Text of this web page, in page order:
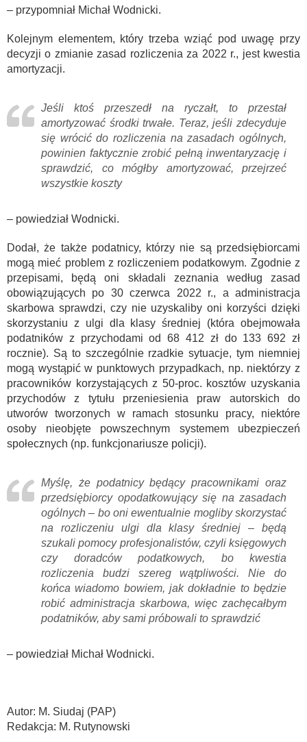
– przypomniał Michał Wodnicki.
Kolejnym elementem, który trzeba wziąć pod uwagę przy
decyzji o zmianie zasad rozliczenia za 2022 r., jest kwestia
amortyzacji.
Jeśli ktoś przeszedł na ryczałt, to przestał
amortyzować środki trwałe. Teraz, jeśli zdecyduje
się wrócić do rozliczenia na zasadach ogólnych,
powinien faktycznie zrobić pełną inwentaryzację i
sprawdzić, co mógłby amortyzować, przejrzeć
wszystkie koszty
– powiedział Wodnicki.
Dodał, że także podatnicy, którzy nie są przedsiębiorcami
mogą mieć problem z rozliczeniem podatkowym. Zgodnie z
przepisami, będą oni składali zeznania według zasad
obowiązujących po 30 czerwca 2022 r., a administracja
skarbowa sprawdzi, czy nie uzyskaliby oni korzyści dzięki
skorzystaniu z ulgi dla klasy średniej (która obejmowała
podatników z przychodami od 68 412 zł do 133 692 zł
rocznie). Są to szczególnie rzadkie sytuacje, tym niemniej
mogą wystąpić w punktowych przypadkach, np. niektórzy z
pracowników korzystających z 50-proc. kosztów uzyskania
przychodów z tytułu przeniesienia praw autorskich do
utworów tworzonych w ramach stosunku pracy, niektóre
osoby nieobjęte powszechnym systemem ubezpieczeń
społecznych (np. funkcjonariusze policji).
Myślę, że podatnicy będący pracownikami oraz
przedsiębiorcy opodatkowujący się na zasadach
ogólnych – bo oni ewentualnie mogliby skorzystać
na rozliczeniu ulgi dla klasy średniej – będą
szukali pomocy profesjonalistów, czyli księgowych
czy doradców podatkowych, bo kwestia
rozliczenia budzi szereg wątpliwości. Nie do
końca wiadomo bowiem, jak dokładnie to będzie
robić administracja skarbowa, więc zachęcałbym
podatników, aby sami próbowali to sprawdzić
– powiedział Michał Wodnicki.
Autor: M. Siudaj (PAP)
Redakcja: M. Rutynowski